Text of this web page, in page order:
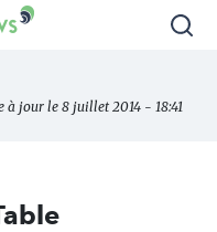
à jour le 8 juillet 2014 - 18:41